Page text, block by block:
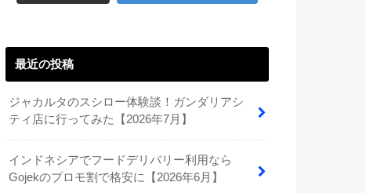
最近の投稿
ジャカルタのスシロー体験談！ガンダリアシ
ティ店に行ってみた【2026年7月】
インドネシアでフードデリバリー利用なら
Gojekのプロモ割で格安に【2026年6月】